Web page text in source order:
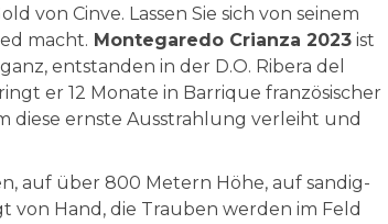
von Cinve. Lassen Sie sich von seinem
macht. Montegaredo Crianza 2023 ist
entstanden in der D.O. Ribera del
er 12 Monate in Barrique französischer
diese ernste Ausstrahlung verleiht und
auf über 800 Metern Höhe, auf sandig-
von Hand, die Trauben werden im Feld